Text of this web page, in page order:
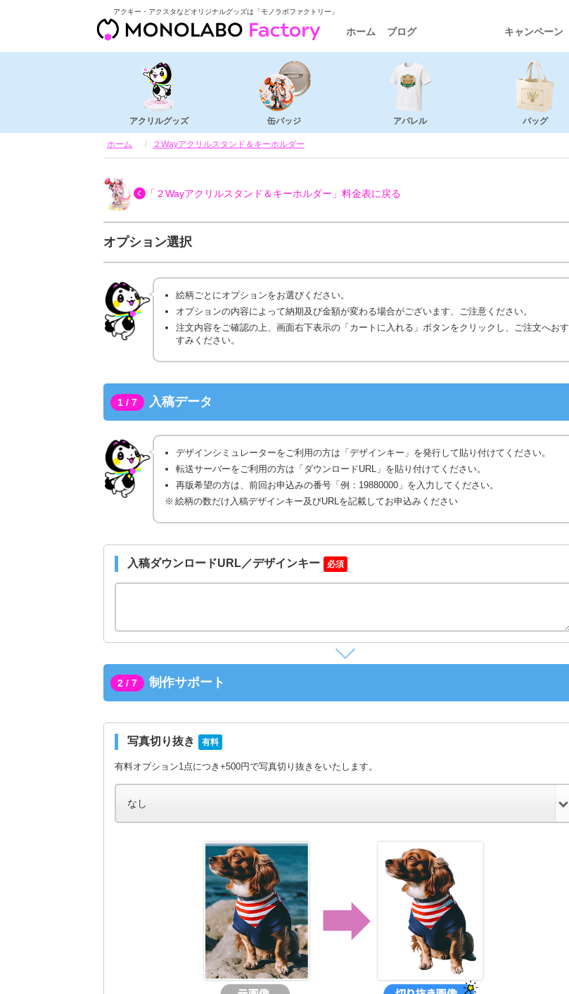
アクキー・アクスタなどオリジナルグッズは「モノラボファクトリー」
ホーム ブログ キャンペーン
アクリルグッズ 缶バッジ アパレル バッグ
ホーム ２Wayアクリルスタンド＆キーホルダー
「２Wayアクリルスタンド＆キーホルダー」 料金表に戻る
オプション選択
絵柄ごとにオプションをお選びください。
オプションの内容によって納期及び金額が変わる場合がございます、ご注意ください。
注文内容をご確認の上、画面右下表示の「カートに入れる」ボタンをクリックし、ご注文へおす
すみください。
1 / 7 入稿データ
デザインシミュレーターをご利用の方は「デザインキー」を発行して貼り付けてください。
転送サーバーをご利用の方は「ダウンロードURL」を貼り付けてください。
再版希望の方は、前回お申込みの番号「例：19880000」を入力してください。
絵柄の数だけ入稿デザインキー及びURLを記載してお申込みください
入稿ダウンロードURL／デザインキー 必須
2 / 7 制作サポート
写真切り抜き 有料
有料オプション1点につき+500円で写真切り抜きをいたします。